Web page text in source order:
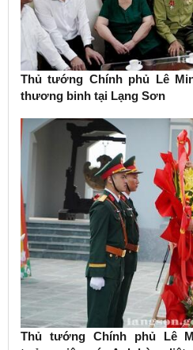
Thủ tướng Chính phủ Lê
thương binh tại Lạng Sơn
Thủ tướng Chính phủ Lê